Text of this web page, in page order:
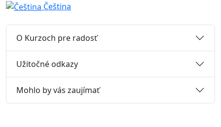
Čeština
O Kurzoch pre radosť
Užitočné odkazy
Mohlo by vás zaujímať